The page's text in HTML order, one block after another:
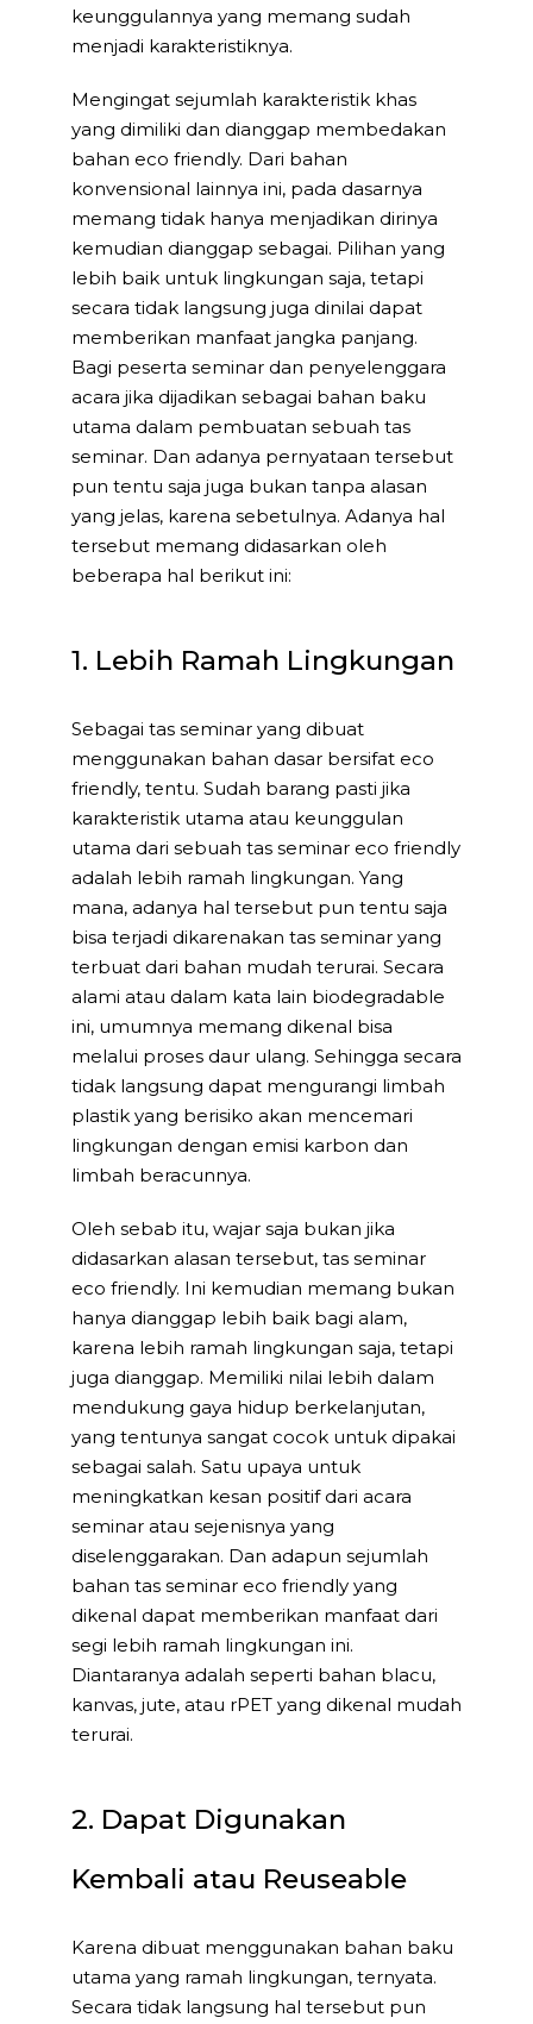
keunggulannya yang memang sudah
menjadi karakteristiknya.
Mengingat sejumlah karakteristik khas
yang dimiliki dan dianggap membedakan
bahan eco friendly. Dari bahan
konvensional lainnya ini, pada dasarnya
memang tidak hanya menjadikan dirinya
kemudian dianggap sebagai. Pilihan yang
lebih baik untuk lingkungan saja, tetapi
secara tidak langsung juga dinilai dapat
memberikan manfaat jangka panjang.
Bagi peserta seminar dan penyelenggara
acara jika dijadikan sebagai bahan baku
utama dalam pembuatan sebuah tas
seminar. Dan adanya pernyataan tersebut
pun tentu saja juga bukan tanpa alasan
yang jelas, karena sebetulnya. Adanya hal
tersebut memang didasarkan oleh
beberapa hal berikut ini:
1. Lebih Ramah Lingkungan
Sebagai tas seminar yang dibuat
menggunakan bahan dasar bersifat eco
friendly, tentu. Sudah barang pasti jika
karakteristik utama atau keunggulan
utama dari sebuah tas seminar eco friendly
adalah lebih ramah lingkungan. Yang
mana, adanya hal tersebut pun tentu saja
bisa terjadi dikarenakan tas seminar yang
terbuat dari bahan mudah terurai. Secara
alami atau dalam kata lain biodegradable
ini, umumnya memang dikenal bisa
melalui proses daur ulang. Sehingga secara
tidak langsung dapat mengurangi limbah
plastik yang berisiko akan mencemari
lingkungan dengan emisi karbon dan
limbah beracunnya.
Oleh sebab itu, wajar saja bukan jika
didasarkan alasan tersebut, tas seminar
eco friendly. Ini kemudian memang bukan
hanya dianggap lebih baik bagi alam,
karena lebih ramah lingkungan saja, tetapi
juga dianggap. Memiliki nilai lebih dalam
mendukung gaya hidup berkelanjutan,
yang tentunya sangat cocok untuk dipakai
sebagai salah. Satu upaya untuk
meningkatkan kesan positif dari acara
seminar atau sejenisnya yang
diselenggarakan. Dan adapun sejumlah
bahan tas seminar eco friendly yang
dikenal dapat memberikan manfaat dari
segi lebih ramah lingkungan ini.
Diantaranya adalah seperti bahan blacu,
kanvas, jute, atau rPET yang dikenal mudah
terurai.
2. Dapat Digunakan
Kembali atau Reuseable
Karena dibuat menggunakan bahan baku
utama yang ramah lingkungan, ternyata.
Secara tidak langsung hal tersebut pun